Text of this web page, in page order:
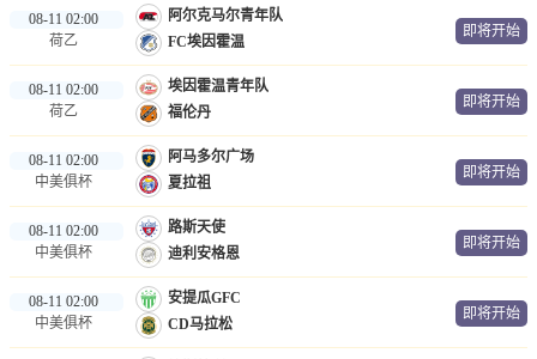
08-11 02:00
荷乙
阿尔克马尔青年队
FC埃因霍温
即将开始
08-11 02:00
荷乙
埃因霍温青年队
福伦丹
即将开始
08-11 02:00
中美俱杯
阿马多尔广场
夏拉祖
即将开始
08-11 02:00
中美俱杯
路斯天使
迪利安格恩
即将开始
08-11 02:00
中美俱杯
安提瓜GFC
CD马拉松
即将开始